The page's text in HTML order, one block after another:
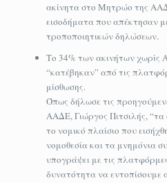
ακίνητα στο Μητρώο της
εισοδήματα που απέκτησαν
τροποποιητικών δηλώσεων.
Το 34% των ακινήτων χωρίς
“κατέβηκαν” από τις
μίσθωσης.
Όπως δήλωσε τις
ΑΑΔΕ, Γιώργος Πιτσιλής,
το νομικό πλαίσιο που
νομοθεσία και τα μνημόνια
υπογράψει με τις
δυνατότητα να εντοπίσουμε